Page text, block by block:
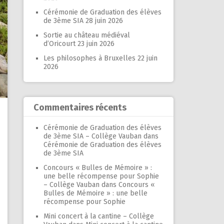
Cérémonie de Graduation des élèves
de 3ème SIA 28 juin 2026
Sortie au château médiéval
d’Oricourt 23 juin 2026
Les philosophes à Bruxelles 22 juin
2026
Commentaires récents
Cérémonie de Graduation des élèves
de 3ème SIA – Collège Vauban dans
Cérémonie de Graduation des élèves
de 3ème SIA
Concours « Bulles de Mémoire » :
une belle récompense pour Sophie
– Collège Vauban dans Concours «
Bulles de Mémoire » : une belle
récompense pour Sophie
Mini concert à la cantine – Collège